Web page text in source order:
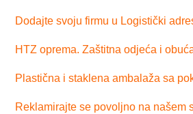
Dodajte svoju firmu u Logistički
HTZ oprema. Zaštitna odjeća i
Plastična i staklena ambalaža sa
Reklamirajte se povoljno na našem